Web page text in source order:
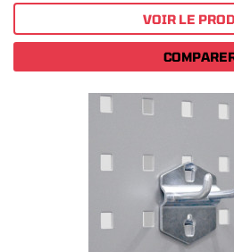
VOIR LE